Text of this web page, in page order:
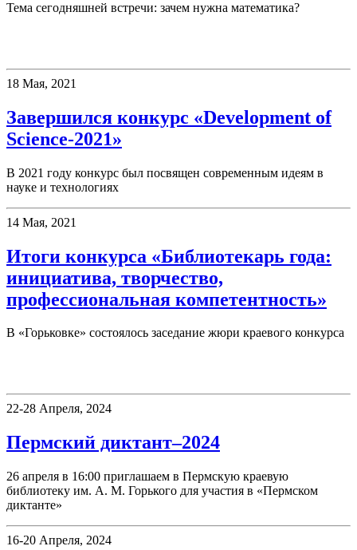
Тема сегодняшней встречи: зачем нужна математика?
18 Мая, 2021
Завершился конкурс «Development of
Science-2021»
В 2021 году конкурс был посвящен современным идеям в
науке и технологиях
14 Мая, 2021
Итоги конкурса «Библиотекарь года:
инициатива, творчество,
профессиональная компетентность»
В «Горьковке» состоялось заседание жюри краевого конкурса
22-28 Апреля, 2024
Пермский диктант–2024
26 апреля в 16:00 приглашаем в Пермскую краевую
библиотеку им. А. М. Горького для участия в «Пермском
диктанте»
16-20 Апреля, 2024